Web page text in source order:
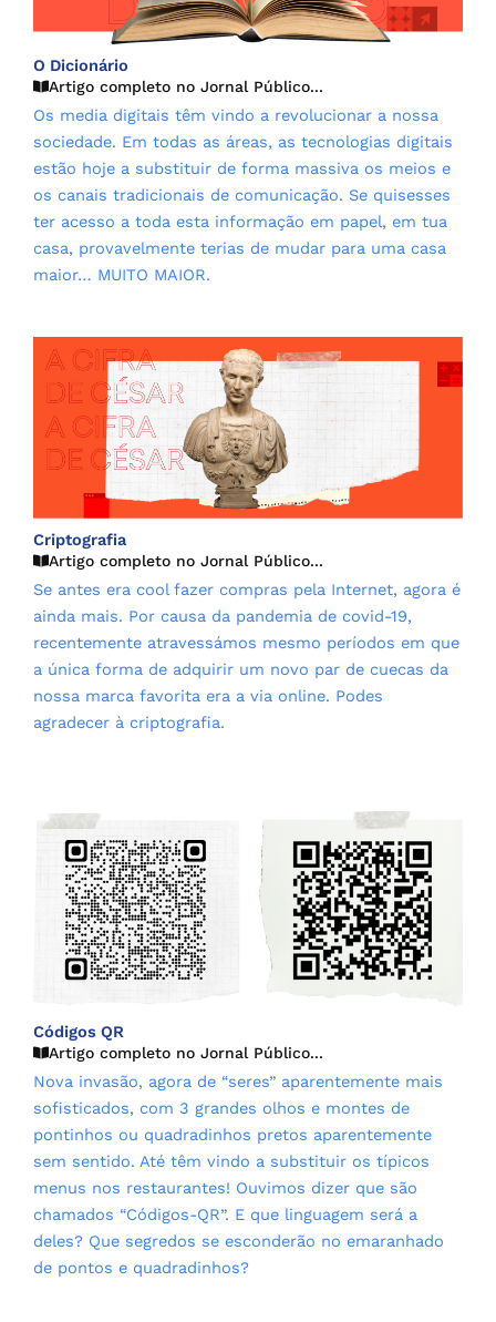
O Dicionário
Artigo completo no Jornal Público...
Os media digitais têm vindo a revolucionar a nossa
sociedade. Em todas as áreas, as tecnologias digitais
estão hoje a substituir de forma massiva os meios e
os canais tradicionais de comunicação. Se quisesses
ter acesso a toda esta informação em papel, em tua
casa, provavelmente terias de mudar para uma casa
maior… MUITO MAIOR.
Criptografia
Artigo completo no Jornal Público...
Se antes era cool fazer compras pela Internet, agora é
ainda mais. Por causa da pandemia de covid-19,
recentemente atravessámos mesmo períodos em que
a única forma de adquirir um novo par de cuecas da
nossa marca favorita era a via online. Podes
agradecer à criptografia.
Códigos QR
Artigo completo no Jornal Público...
Nova invasão, agora de “seres” aparentemente mais
sofisticados, com 3 grandes olhos e montes de
pontinhos ou quadradinhos pretos aparentemente
sem sentido. Até têm vindo a substituir os típicos
menus nos restaurantes! Ouvimos dizer que são
chamados “Códigos-QR”. E que linguagem será a
deles? Que segredos se esconderão no emaranhado
de pontos e quadradinhos?